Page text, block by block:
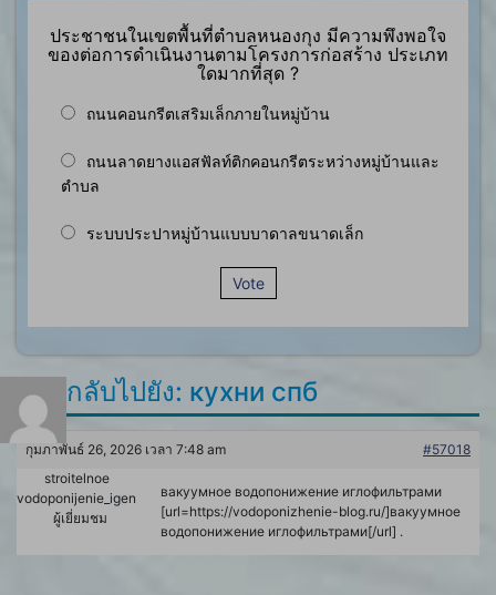
ประชาชนในเขตพื้นที่ตำบลหนองกุง มีความพึงพอใจ
ของต่อการดำเนินงานตามโครงการก่อสร้าง ประเภท
ใดมากที่สุด ?
ถนนคอนกรีตเสริมเล็กภายในหมู่บ้าน
ถนนลาดยางแอสฟัลท์ติกคอนกรีตระหว่างหมู่บ้านและ
ตำบล
ระบบประปาหมู่บ้านแบบบาดาลขนาดเล็ก
Vote
ตอบกลับไปยัง: кухни спб
กุมภาพันธ์ 26, 2026 เวลา 7:48 am
#57018
stroitelnoe
vodoponijenie_igen
ผู้เยี่ยมชม
вакуумное водопонижение иглофильтрами
[url=https://vodoponizhenie-blog.ru/]вакуумное
водопонижение иглофильтрами[/url] .